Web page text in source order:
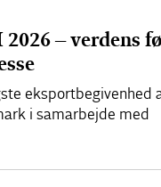
– verdens
eksportbegivenhed
i samarbejde med